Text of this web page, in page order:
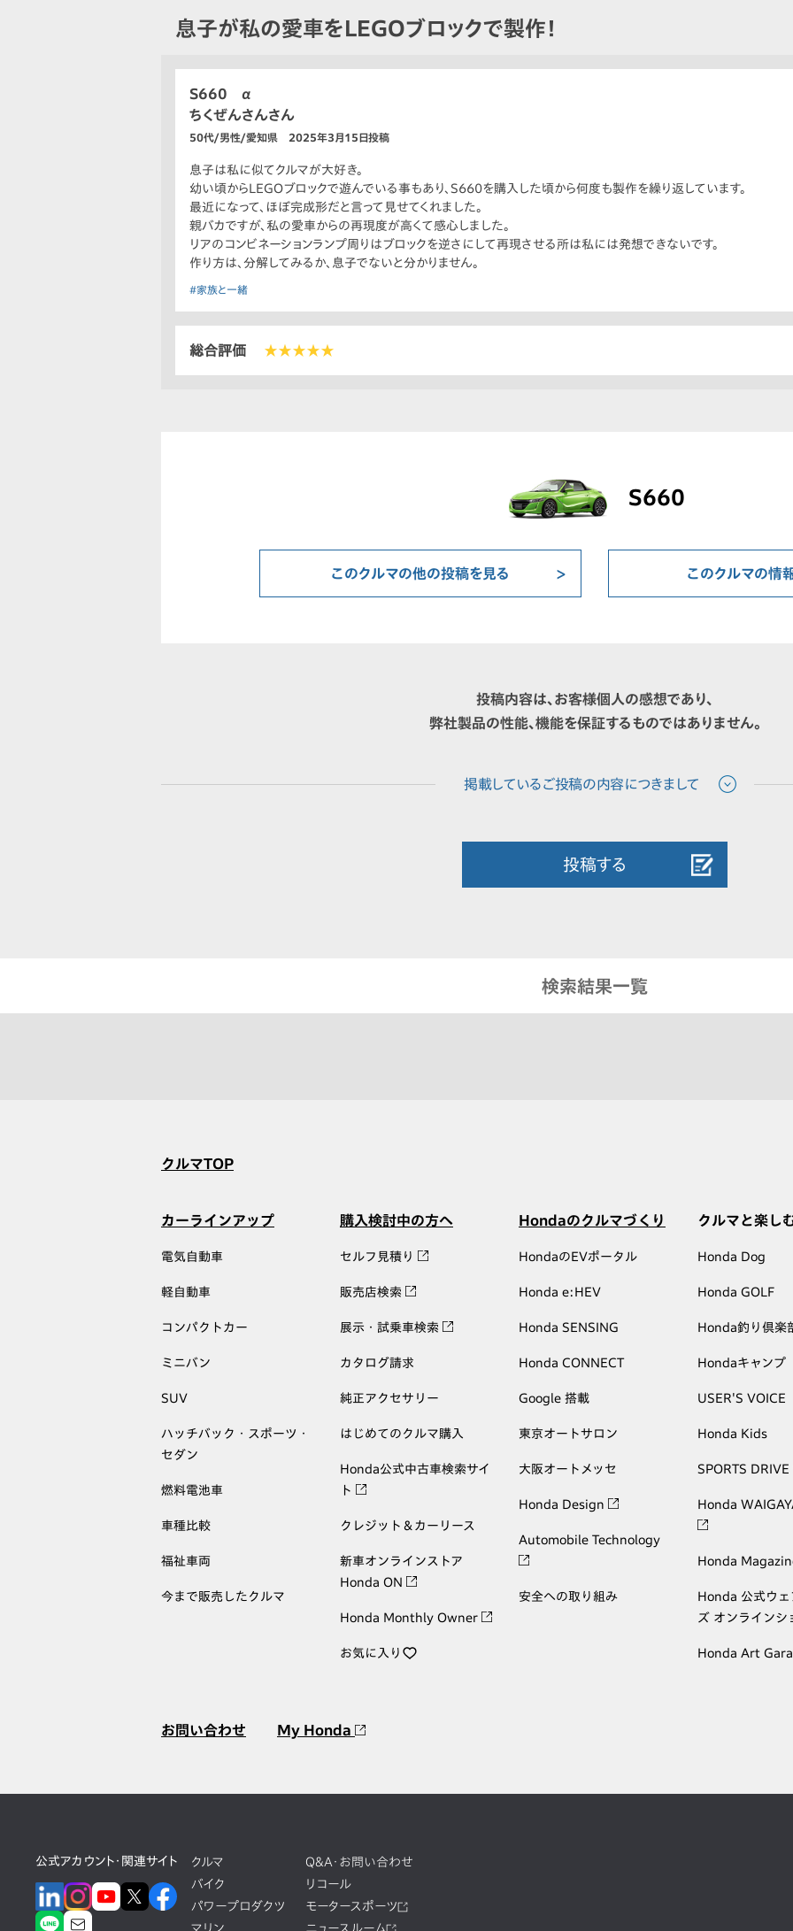
息子が私の愛車をLEGOブロックで製作！
S660 α
ちくぜんさんさん
50代/男性/愛知県 2025年3月15日投稿
息子は私に似てクルマが大好き。
幼い頃からLEGOブロックで遊んでいる事もあり、S660を購入した頃から何度も製作を繰り返しています。
最近になって、ほぼ完成形だと言って見せてくれました。
親バカですが、私の愛車からの再現度が高くて感心しました。
リアのコンビネーションランプ周りはブロックを逆さにして再現させる所は私には発想できないです。
作り方は、分解してみるか、息子でないと分かりません。
#家族と一緒
総合評価 ★★★★★
S660
このクルマの他の投稿を見る このクルマの情
投稿内容は、お客様個人の感想であり、
弊社製品の性能、機能を保証するものではありません。
投稿する
検索結果一覧
クルマTOP
カーラインアップ
電気自動車
軽自動車
コンパクトカー
ミニバン
SUV
ハッチバック・スポーツ・
セダン
燃料電池車
車種比較
福祉車両
今まで販売したクルマ
購入検討中の方へ
セルフ見積り
販売店検索
展示・試乗車検索
カタログ請求
純正アクセサリー
はじめてのクルマ購入
Honda公式中古車検索サイ
ト
クレジット＆カーリース
新車オンラインストア
Honda ON
Honda Monthly Owner
お気に入り
Hondaのクルマづくり
HondaのEVポータル
Honda e:HEV
Honda SENSING
Honda CONNECT
Google 搭載
東京オートサロン
大阪オートメッセ
Honda Design
Automobile Technology
安全への取り組み
クルマと楽し
Honda Dog
Honda GOLF
Honda釣り倶楽
Hondaキャンプ
USER'S VOICE
Honda Kids
SPORTS DRIVE
Honda
Honda
Honda 公式ウェ
ズ オンラインシ
Honda Art
お問い合わせ My Honda
公式アカウント・関連サイト
クルマ
バイク
パワープロダクツ
マリン
Q&A・お問い合わせ
リコール
モータースポーツ
ニュースルーム